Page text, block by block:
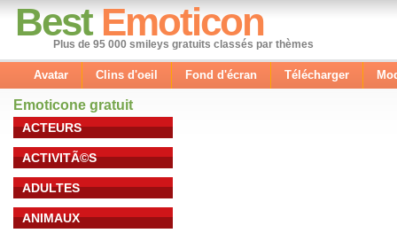
Best Emoticon
Plus de 95 000 smileys gratuits classés par thèmes
Avatar Clins d'oeil Fond d'écran Télécharger
Emoticone gratuit
ACTEURS
ACTIVITÃ©S
ADULTES
ANIMAUX